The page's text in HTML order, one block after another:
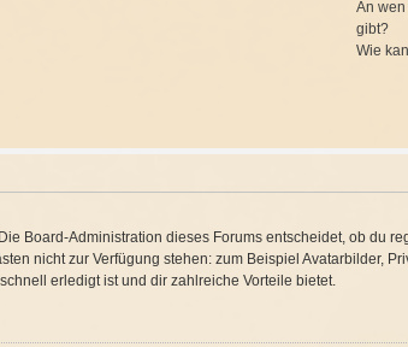
An
gibt?
Wie
Board-Administration dieses Forums entscheidet, ob du
nicht zur Verfügung stehen: zum Beispiel Avatarbilder,
erledigt ist und dir zahlreiche Vorteile bietet.